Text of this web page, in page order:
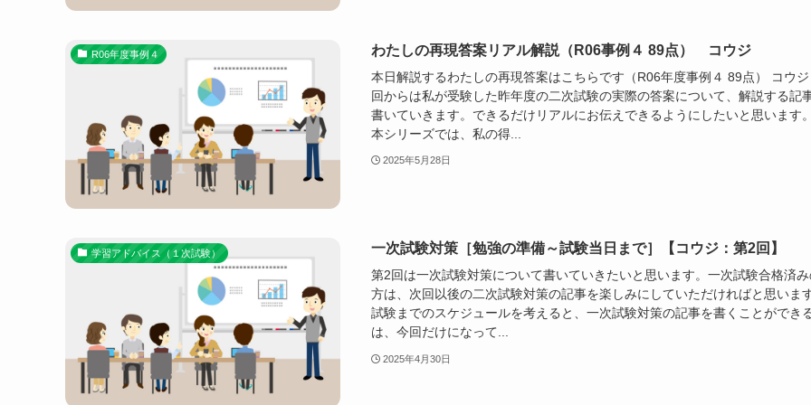
R06年度事例４ わたしの再現答案リアル解説（R06事例４ 89点） コウジ
本日解説するわたしの再現答案はこちらです（R06年度事例４ 89点） コウジ
回からは私が受験した昨年度の二次試験の実際の答案について、解説する記
書いていきます。できるだけリアルにお伝えできるようにしたいと思います。
本シリーズでは、私の得...
2025年5月28日
学習アドバイス（１次試験） 一次試験対策［勉強の準備～試験当日まで］【コウジ：第2回】
第2回は一次試験対策について書いていきたいと思います。一次試験合格済
方は、次回以後の二次試験対策の記事を楽しみにしていただければと思います
試験までのスケジュールを考えると、一次試験対策の記事を書くことができ
は、今回だけになって...
2025年4月30日